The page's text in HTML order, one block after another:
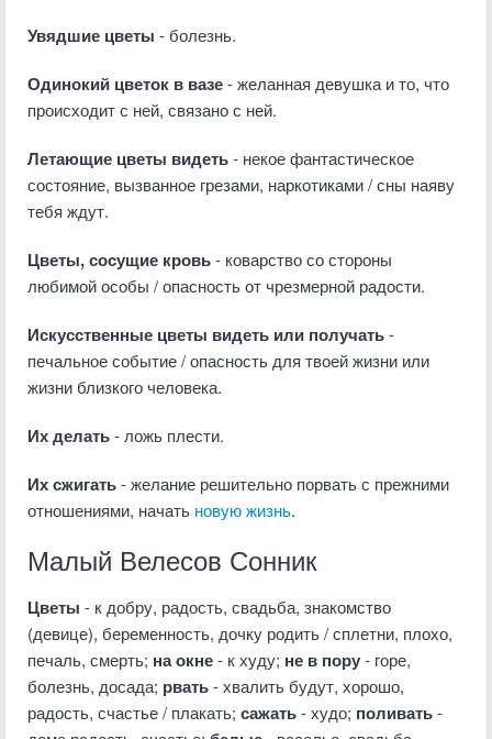
Увядшие цветы - болезнь.
Одинокий цветок в вазе- желанная девушка и то, что
происходит с ней, связано с ней.
Летающие цветы видеть- некое фантастическое
состояние, вызванное грезами, наркотиками / сны наяву
тебя ждут.
Цветы, сосущие кровь- коварство со стороны
любимой особы / опасность от чрезмерной радости.
Искусственные цветы видеть или получать-
печальное событие / опасность для твоей жизни или
жизни близкого человека.
Их делать- ложь плести.
Их сжигать- желание решительно порвать с прежними
отношениями, начать новую жизнь.
Малый Велесов Сонник
Цветы - к добру, радость, свадьба, знакомство
(девице), беременность, дочку родить / сплетни, плохо,
печаль, смерть; на окне- к худу; не в пору- горе,
болезнь, досада; рвать- хвалить будут, хорошо,
радость, счастье / плакать; сажать- худо; поливать-